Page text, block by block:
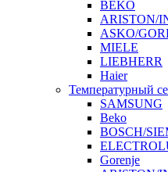
BEKO
ARISTON/
ASKO/
MIELE
LIEBHERR
Haier
Температурный
SAMSUNG
Beko
BOSCH/
Gorenje